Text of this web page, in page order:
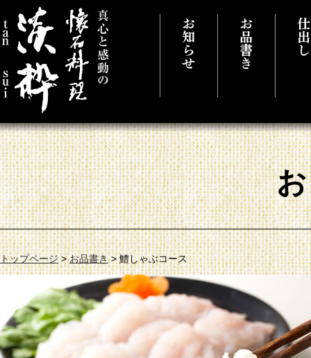
真心と感動の懐石料理 千葉県市原市
トップページ>お品書き>鱧しゃぶコース